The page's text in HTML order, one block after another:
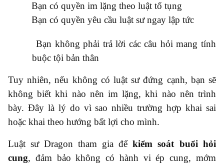
Bạn có quyền im lặng theo luật tố tụng
Bạn có quyền yêu cầu luật sư ngay lập tức
Bạn không phải trả lời các câu hỏi mang tính
buộc tội bản thân
Tuy nhiên, nếu không có luật sư đứng cạnh, bạn sẽ
không biết khi nào nên im lặng, khi nào nên trình
bày. Đây là lý do vì sao nhiều trường hợp khai sai
hoặc khai theo hướng bất lợi cho mình.
Luật sư Dragon tham gia để kiểm soát buổi hỏi
cung, đảm bảo không có hành vi ép cung, mớm